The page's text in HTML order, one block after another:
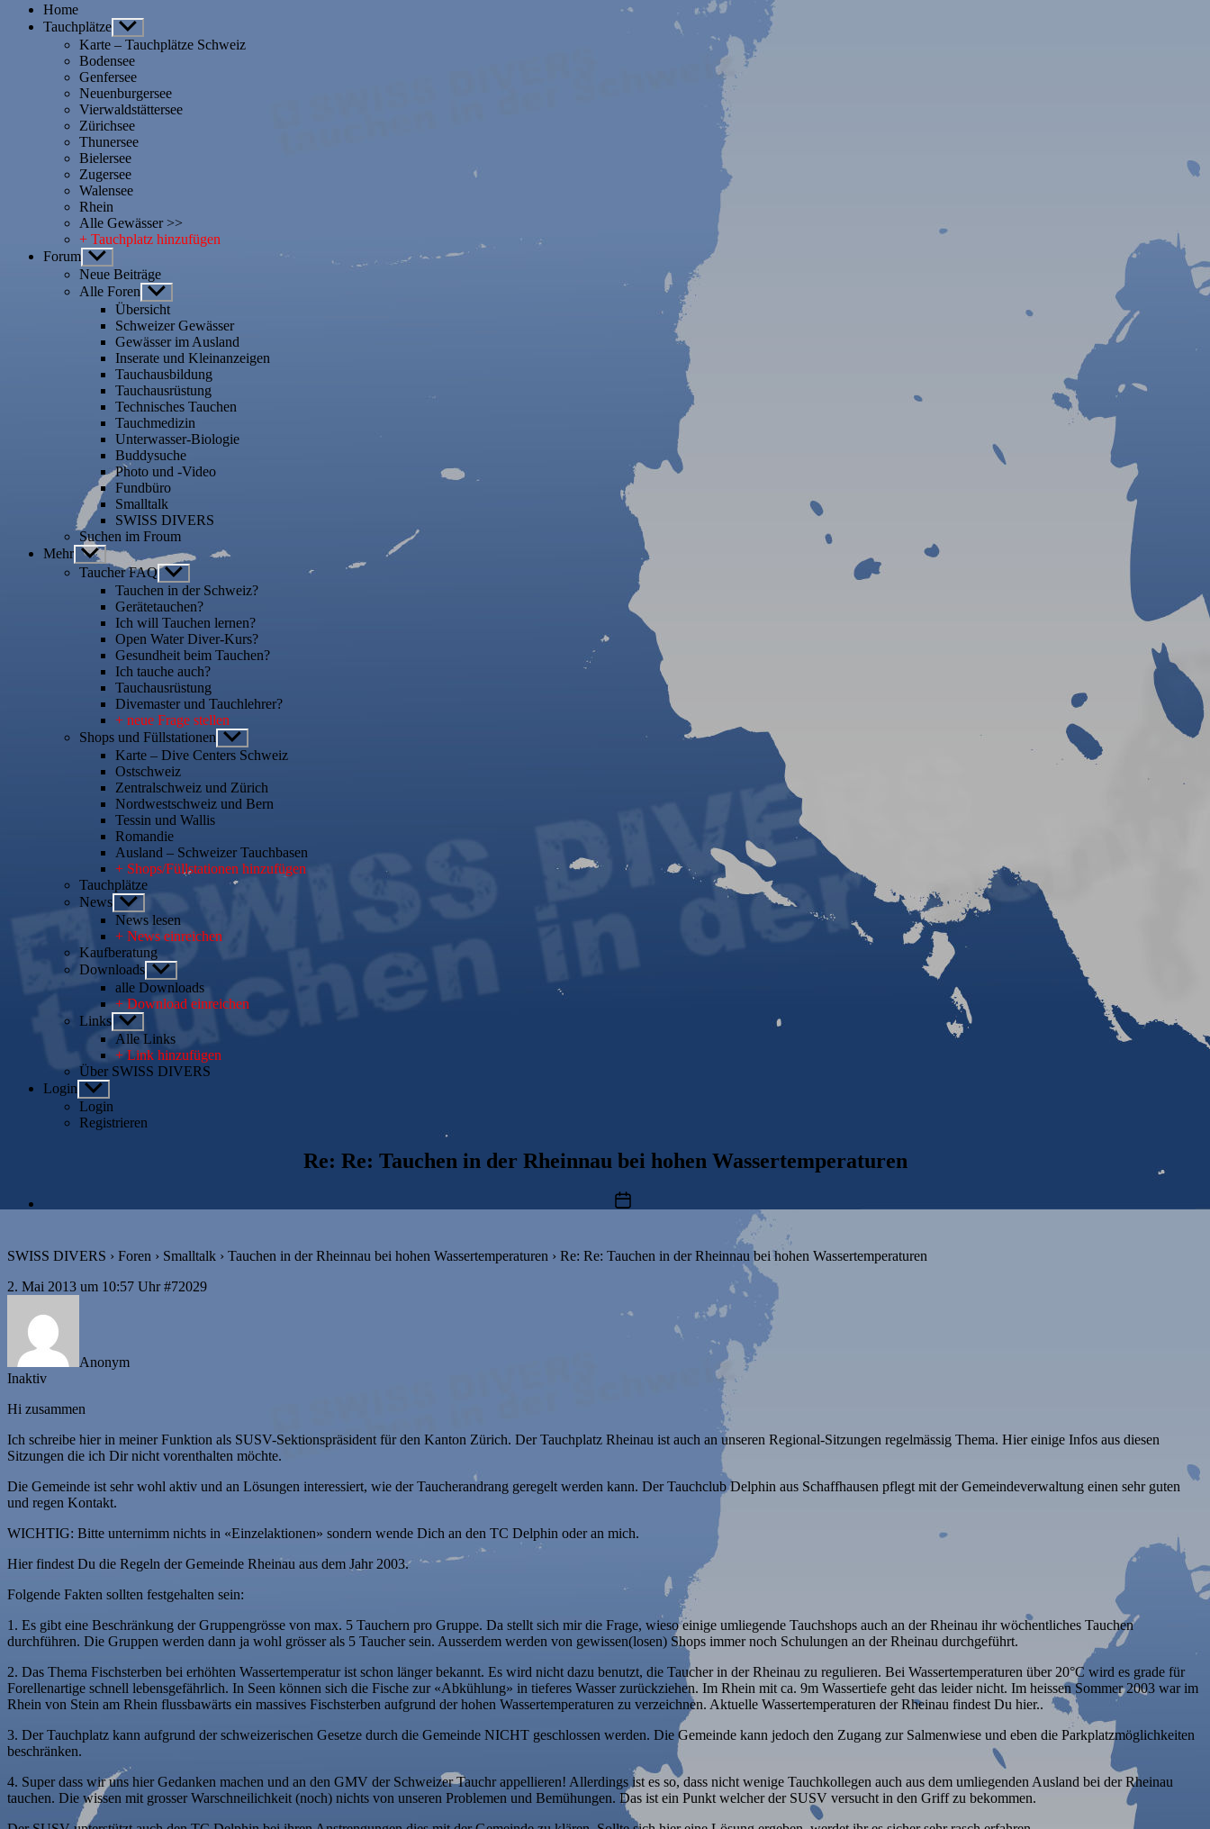
Home
Tauchplätze Untermenü
anzeigen
Karte – Tauchplätze Schweiz
Bodensee
Genfersee
Neuenburgersee
Vierwaldstättersee
Zürichsee
Thunersee
Bielersee
Zugersee
Walensee
Rhein
Alle Gewässer >>
+ Tauchplatz hinzufügen
Forum Untermenü
anzeigen
Neue Beiträge
Alle Foren Untermenü
anzeigen
Übersicht
Schweizer Gewässer
Gewässer im Ausland
Inserate und Kleinanzeigen
Tauchausbildung
Tauchausrüstung
Technisches Tauchen
Tauchmedizin
Unterwasser-Biologie
Buddysuche
Photo und -Video
Fundbüro
Smalltalk
SWISS DIVERS
Suchen im Froum
Mehr Untermenü
anzeigen
Taucher FAQ Untermenü
anzeigen
Tauchen in der Schweiz?
Gerätetauchen?
Ich will Tauchen lernen?
Open Water Diver-Kurs?
Gesundheit beim Tauchen?
Ich tauche auch?
Tauchausrüstung
Divemaster und Tauchlehrer?
+ neue Frage stellen
Shops und Füllstationen Untermenü
anzeigen
Karte – Dive Centers Schweiz
Ostschweiz
Zentralschweiz und Zürich
Nordwestschweiz und Bern
Tessin und Wallis
Romandie
Ausland – Schweizer Tauchbasen
+ Shops/Füllstationen hinzufügen
Tauchplätze
News Untermenü
anzeigen
News lesen
+ News einreichen
Kaufberatung
Downloads Untermenü
anzeigen
alle Downloads
+ Download einreichen
Links Untermenü
anzeigen
Alle Links
+ Link hinzufügen
Über SWISS DIVERS
Login Untermenü
anzeigen
Login
Registrieren
Re: Re: Tauchen in der Rheinnau bei hohen Wassertemperaturen
Beitragsdatum
SWISS DIVERS › Foren › Smalltalk › Tauchen in der Rheinnau bei hohen Wassertemperaturen › Re: Re: Tauchen in der Rheinnau bei hohen Wassertemperaturen
2. Mai 2013 um 10:57 Uhr #72029
Anonym
Inaktiv
Hi zusammen
Ich schreibe hier in meiner Funktion als SUSV-Sektionspräsident für den Kanton Zürich. Der Tauchplatz Rheinau ist auch an unseren Regional-Sitzungen regelmässig Thema. Hier einige Infos aus diesen
Sitzungen die ich Dir nicht vorenthalten möchte.
Die Gemeinde ist sehr wohl aktiv und an Lösungen interessiert, wie der Taucherandrang geregelt werden kann. Der Tauchclub Delphin aus Schaffhausen pflegt mit der Gemeindeverwaltung einen sehr guten
und regen Kontakt.
WICHTIG: Bitte unternimm nichts in «Einzelaktionen» sondern wende Dich an den TC Delphin oder an mich.
Hier findest Du die Regeln der Gemeinde Rheinau aus dem Jahr 2003.
Folgende Fakten sollten festgehalten sein:
1. Es gibt eine Beschränkung der Gruppengrösse von max. 5 Tauchern pro Gruppe. Da stellt sich mir die Frage, wieso einige umliegende Tauchshops auch an der Rheinau ihr wöchentliches Tauchen
durchführen. Die Gruppen werden dann ja wohl grösser als 5 Taucher sein. Ausserdem werden von gewissen(losen) Shops immer noch Schulungen an der Rheinau durchgeführt.
2. Das Thema Fischsterben bei erhöhten Wassertemperatur ist schon länger bekannt. Es wird nicht dazu benutzt, die Taucher in der Rheinau zu regulieren. Bei Wassertemperaturen über 20°C wird es grade für
Forellenartige schnell lebensgefährlich. In Seen können sich die Fische zur «Abkühlung» in tieferes Wasser zurückziehen. Im Rhein mit ca. 9m Wassertiefe geht das leider nicht. Im heissenSommer 2003 war im
Rhein von Stein am Rhein flussbawärts ein massives Fischsterben aufgrund der hohen Wassertemperaturen zu verzeichnen. Aktuelle Wassertemperaturen der Rheinau findest Du hier..
3. Der Tauchplatz kann aufgrund der schweizerischen Gesetze durch die Gemeinde NICHT geschlossen werden. Die Gemeinde kann jedoch den Zugang zur Salmenwiese und eben die Parkplatzmöglichkeiten
beschränken.
4. Super dass wir uns hier Gedanken machen und an den GMV der Schweizer Tauchr appellieren! Allerdings ist es so, dass nicht wenige Tauchkollegen auch aus dem umliegenden Ausland bei der Rheinau
tauchen. Die wissen mit grosser Warschneilichkeit (noch) nichts von unseren Problemen und Bemühungen. Das ist ein Punkt welcher der SUSV versucht in den Griff zu bekommen.